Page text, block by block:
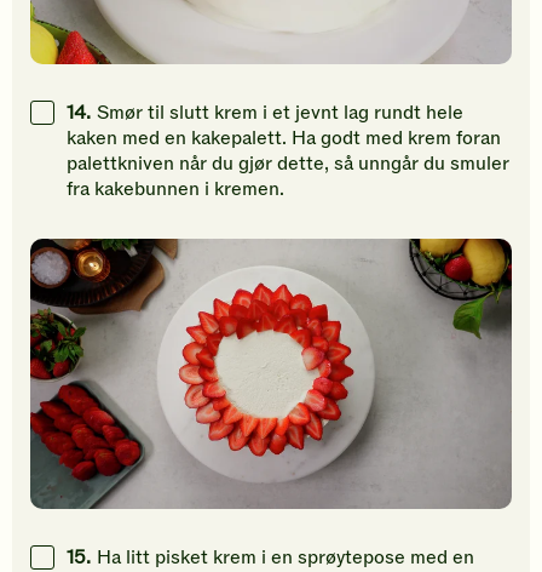
14. Smør til slutt krem i et jevnt lag rundt hele
kaken med en kakepalett. Ha godt med krem foran
palettkniven når du gjør dette, så unngår du smuler
fra kakebunnen i kremen.
15. Ha litt pisket krem i en sprøytepose med en